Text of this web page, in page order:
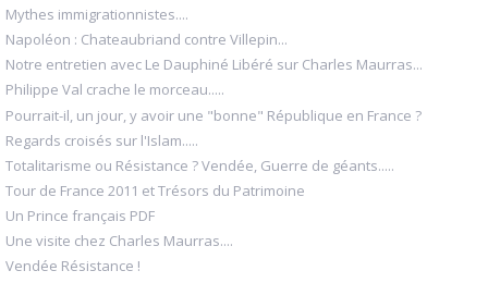
Mythes immigrationnistes....
Napoléon : Chateaubriand contre Villepin...
Notre entretien avec Le Dauphiné Libéré sur Charles Maurras...
Philippe Val crache le morceau.....
Pourrait-il, un jour, y avoir une "bonne" République en France ?
Regards croisés sur l'Islam.....
Totalitarisme ou Résistance ? Vendée, Guerre de géants.....
Tour de France 2011 et Trésors du Patrimoine
Un Prince français PDF
Une visite chez Charles Maurras....
Vendée Résistance !